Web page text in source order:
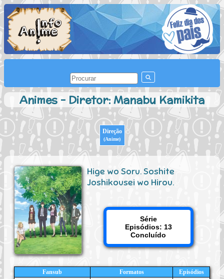
Animes - Diretor: Manabu Kamikita
Direção
(Anime)
Hige wo Soru. Soshite
Joshikousei wo Hirou.
Série
Episódios: 13
Concluído
Fansub Formatos
Episódios